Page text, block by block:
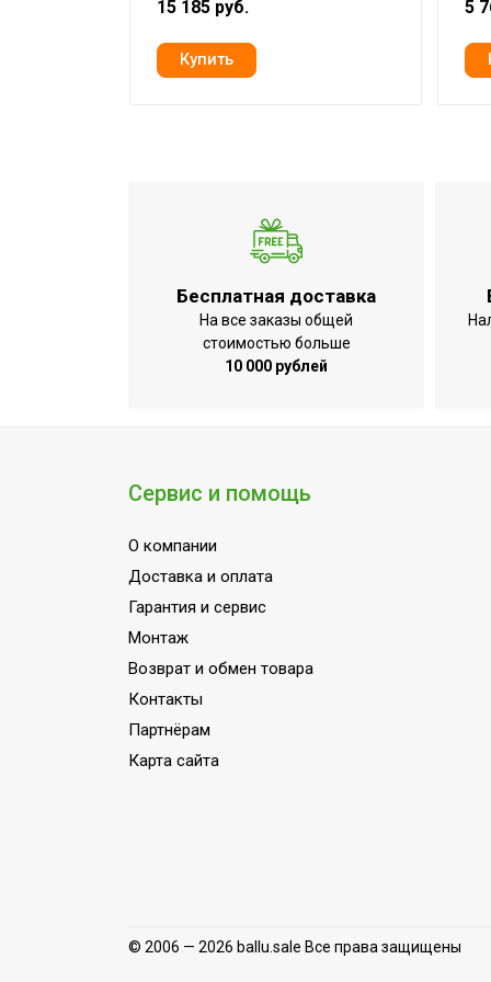
природного газа
Бренд
Мин. давление в
водопроводе
Батарейки
Глубина товара
Ширина товара
Количество режимов
нагрева
Регулировка температуры
Макс. производительность
л/мин
Тип батареек
Точность установки
температуры
15 185 руб. 5
Бесплатная доставка
На все заказы общей
стоимостью больше
10 000 рублей
Сервис и помощь
О компании
Доставка и оплата
Гарантия и сервис
Монтаж
Возврат и обмен товара
Контакты
Партнёрам
Карта сайта
© 2006 — 2026 ballu.sale Все права защищены